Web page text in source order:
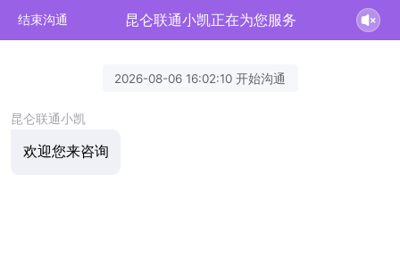
结束沟通 昆仑联通小凯正在为您服务
2026-08-06 16:02:10 开始沟通
昆仑联通小凯
欢迎您来咨询